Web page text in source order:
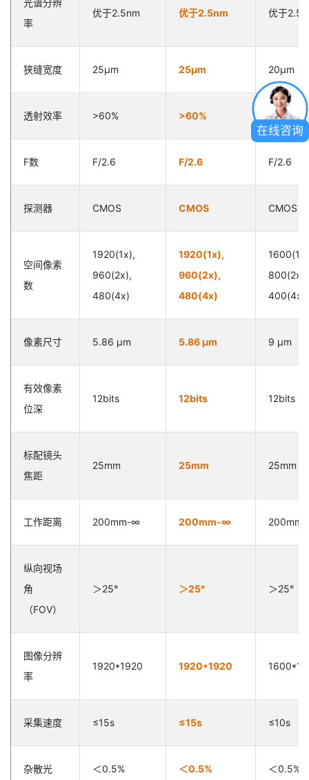
光谱分辨
率
优于2.5nm 优于2.5nm 优于
狭缝宽度 25µm 25µm 20µm
透射效率 >60% >60% >60%
F数 F/2.6 F/2.6 F/2.6
探测器 CMOS CMOS CMOS
空间像素
数
1920(1x),
960(2x),
480(4x)
1920(1x),
960(2x),
480(4x)
800(2x),
400(4x)
像素尺寸 5.86 µm 5.86 µm 9 µm
有效像素
位深
12bits 12bits 12bits
标配镜头
焦距
25mm 25mm 25mm
工作距离 200mm-∞ 200mm-∞
纵向视场
角
（FOV）
＞25° ＞25° ＞25°
图像分辨
率
1920*1920 1920*1920
采集速度 ≤15s ≤15s ≤10s
杂散光 ＜0.5% ＜0.5% ＜0.5%
在线咨询